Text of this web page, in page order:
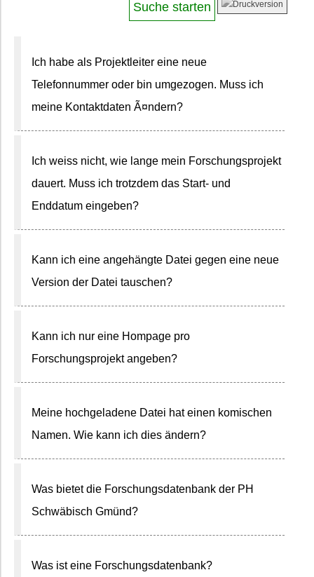
Ich habe als Projektleiter eine neue
Telefonnummer oder bin umgezogen. Muss ich
meine Kontaktdaten Ã¤ndern?
Ich weiss nicht, wie lange mein Forschungsprojekt
dauert. Muss ich trotzdem das Start- und
Enddatum eingeben?
Kann ich eine angehängte Datei gegen eine neue
Version der Datei tauschen?
Kann ich nur eine Hompage pro
Forschungsprojekt angeben?
Meine hochgeladene Datei hat einen komischen
Namen. Wie kann ich dies ändern?
Was bietet die Forschungsdatenbank der PH
Schwäbisch Gmünd?
Was ist eine Forschungsdatenbank?